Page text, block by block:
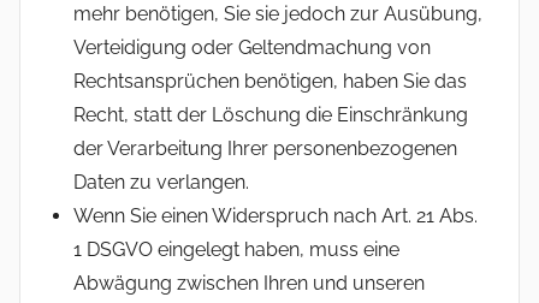
mehr benötigen, Sie sie jedoch zur Ausübung,
Verteidigung oder Geltendmachung von
Rechtsansprüchen benötigen, haben Sie das
Recht, statt der Löschung die Einschränkung
der Verarbeitung Ihrer personenbezogenen
Daten zu verlangen.
Wenn Sie einen Widerspruch nach Art. 21 Abs.
1 DSGVO eingelegt haben, muss eine
Abwägung zwischen Ihren und unseren